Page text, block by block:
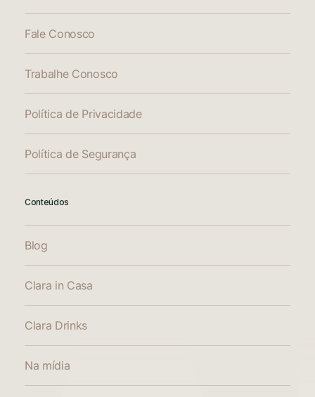
Fale Conosco
Trabalhe Conosco
Política de Privacidade
Política de Segurança
Conteúdos
Blog
Clara in Casa
Clara Drinks
Na mídia